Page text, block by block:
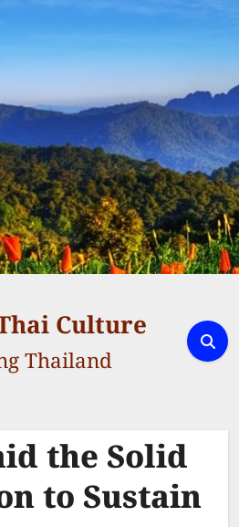
Culture
Thailand
the Solid
to Sustain